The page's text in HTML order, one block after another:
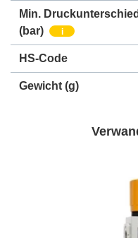
Min. Druckunterschied
(bar)
i
HS-Code
Gewicht (g)